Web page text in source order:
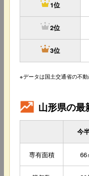
1位
2位
3位
※データは国土交通省の不
山形県の最
今
専有面積 66